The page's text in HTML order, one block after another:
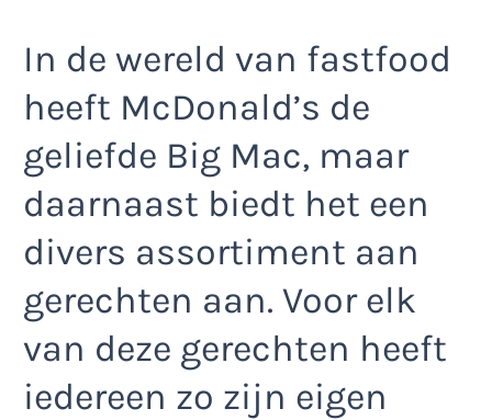
In de wereld van fastfood
heeft McDonald’s de
geliefde Big Mac, maar
daarnaast biedt het een
divers assortiment aan
gerechten aan. Voor elk
van deze gerechten heeft
iedereen zo zijn eigen